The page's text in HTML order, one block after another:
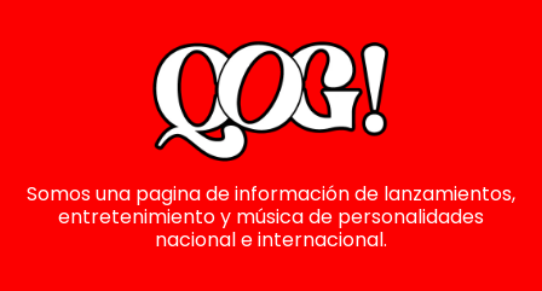
Somos una pagina de información de lanzamientos,
entretenimiento y música de personalidades
nacional e internacional.